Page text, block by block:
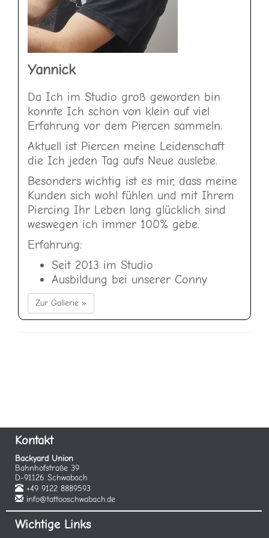
Yannick
Da Ich im Studio groß geworden bin
konnte Ich schon von klein auf viel
Erfahrung vor dem Piercen sammeln.
Aktuell ist Piercen meine Leidenschaft
die Ich jeden Tag aufs Neue auslebe.
Besonders wichtig ist es mir, dass meine
Kunden sich wohl fühlen und mit Ihrem
Piercing Ihr Leben lang glücklich sind
weswegen ich immer 100% gebe.
Erfahrung:
Seit 2013 im Studio
Ausbildung bei unserer Conny
Zur Gallerie »
Kontakt
Backyard Union
Bahnhofstraße 39
D-91126 Schwabach
+49 9122 8889593
info@tattooschwabach.de
Wichtige Links